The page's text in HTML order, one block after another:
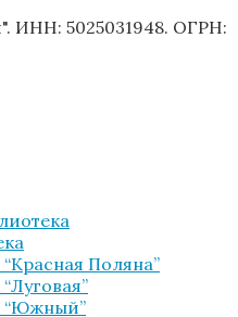
ИНН: 5025031948. ОГРН:
Поляна”
“Южный”